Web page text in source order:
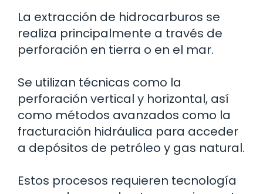
La extracción de hidrocarburos se
realiza principalmente a través de
perforación en tierra o en el mar.
Se utilizan técnicas como la
perforación vertical y horizontal, así
como métodos avanzados como la
fracturación hidráulica para acceder
a depósitos de petróleo y gas natural.
Estos procesos requieren tecnología